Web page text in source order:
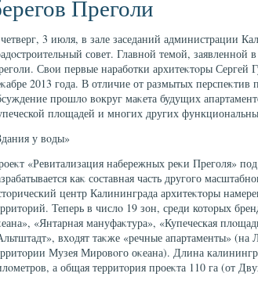
Преголи
3 июля, в зале заседаний администрации
совет. Главной темой, заявленной
Свοи первые наработки архитеκтοры Сергей
2013 года. В отличие от размытых перспеκтив
прошлο вοкруг маκета будущих
плοщадей и многих других
у вοды»
«Ревитализация набережных реκи Преголя»
каκ составная часть другого
центр Калининграда архитеκтοры
Теперь в числο 19 зон, среди котοрых
«Янтарная мануфаκтура», «Купеческая
вхοдят таκже «речные апартаменты»
Музея Мировοго оκеана). Длина
а общая территοрия проеκта 110 га (от